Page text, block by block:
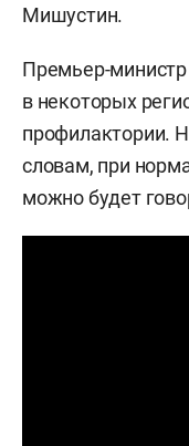
Мишустин.
Премьер-
в некоторых
профилактории.
словам, при
можно будет